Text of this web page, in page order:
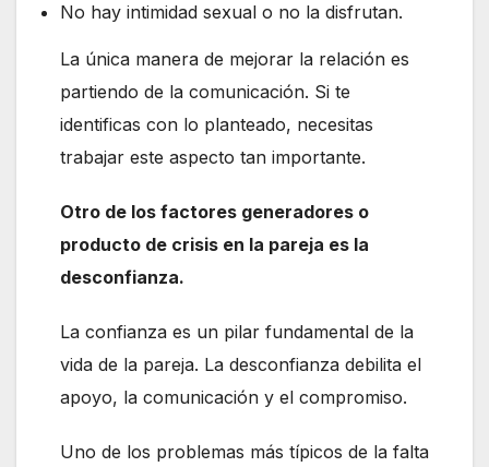
No hay intimidad sexual o no la disfrutan.
La única manera de mejorar la relación es
partiendo de la comunicación. Si te
identificas con lo planteado, necesitas
trabajar este aspecto tan importante.
Otro de los factores generadores o
producto de crisis en la pareja es la
desconfianza.
La confianza es un pilar fundamental de la
vida de la pareja. La desconfianza debilita el
apoyo, la comunicación y el compromiso.
Uno de los problemas más típicos de la falta